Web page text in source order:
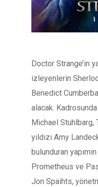
Doctor Strange’in
izleyenlerin
Benedict
alacak.
Michael
yıldızı Amy
bulunduran
Prometheus ve
Jon Spaihts,